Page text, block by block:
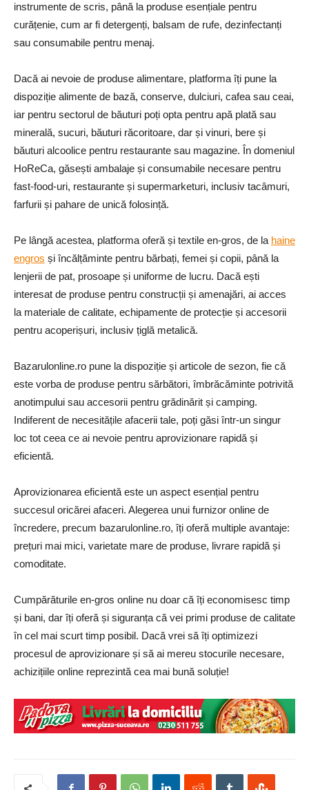
instrumente de scris, până la produse esențiale pentru
curățenie, cum ar fi detergenți, balsam de rufe, dezinfectanți
sau consumabile pentru menaj.
Dacă ai nevoie de produse alimentare, platforma îți pune la
dispoziție alimente de bază, conserve, dulciuri, cafea sau ceai,
iar pentru sectorul de băuturi poți opta pentru apă plată sau
minerală, sucuri, băuturi răcoritoare, dar și vinuri, bere și
băuturi alcoolice pentru restaurante sau magazine. În domeniul
HoReCa, găsești ambalaje și consumabile necesare pentru
fast-food-uri, restaurante și supermarketuri, inclusiv tacâmuri,
farfurii și pahare de unică folosință.
Pe lângă acestea, platforma oferă și textile en-gros, de la haine
engros și încălțăminte pentru bărbați, femei și copii, până la
lenjerii de pat, prosoape și uniforme de lucru. Dacă ești
interesat de produse pentru construcții și amenajări, ai acces
la materiale de calitate, echipamente de protecție și accesorii
pentru acoperișuri, inclusiv țiglă metalică.
Bazarulonline.ro pune la dispoziție și articole de sezon, fie că
este vorba de produse pentru sărbători, îmbrăcăminte potrivită
anotimpului sau accesorii pentru grădinărit și camping.
Indiferent de necesitățile afacerii tale, poți găsi într-un singur
loc tot ceea ce ai nevoie pentru aprovizionare rapidă și
eficientă.
Aprovizionarea eficientă este un aspect esențial pentru
succesul oricărei afaceri. Alegerea unui furnizor online de
încredere, precum bazarulonline.ro, îți oferă multiple avantaje:
prețuri mai mici, varietate mare de produse, livrare rapidă și
comoditate.
Cumpărăturile en-gros online nu doar că îți economisesc timp
și bani, dar îți oferă și siguranța că vei primi produse de calitate
în cel mai scurt timp posibil. Dacă vrei să îți optimizezi
procesul de aprovizionare și să ai mereu stocurile necesare,
achizițiile online reprezintă cea mai bună soluție!